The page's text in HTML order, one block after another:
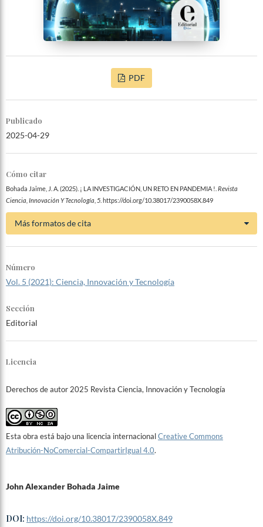
John Alexander Bohada Jaime
DOI: https://doi.org/10.38017/2390058X.849
PDF
Publicado
2025-04-29
Cómo citar
Bohada Jaime, J. A. (2025). ¡ LA INVESTIGACIÓN, UN RETO EN PANDEMIA !. Revista
Ciencia, Innovación Y Tecnología 5. https://doi.org/10.38017/2390058X.849
Más formatos de cita
Número
Vol. 5 (2021): Ciencia, Innovación y Tecnología
Sección
Editorial
Licencia
Derechos de autor 2025 Revista Ciencia, Innovación y Tecnología
Esta obra está bajo una licencia internacionalCreative Commons
Atribución-NoComercial-CompartirIgual 4.0.